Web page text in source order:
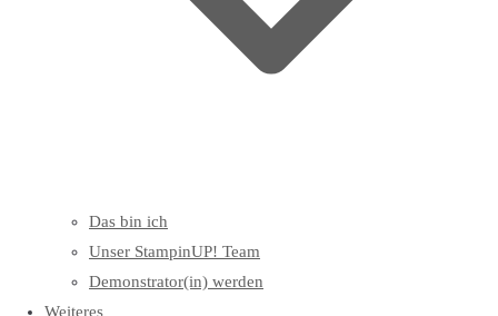
Das bin ich
Unser StampinUP! Team
Demonstrator(in) werden
Weiteres